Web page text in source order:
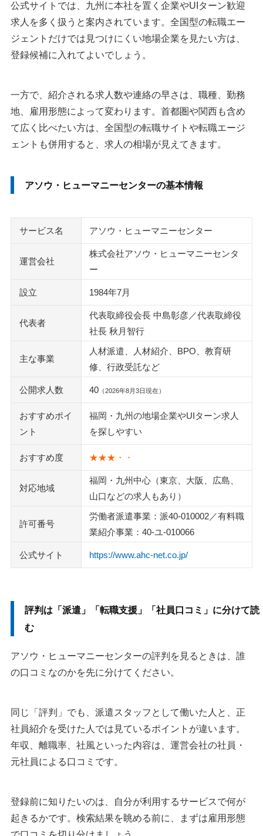
公式サイトでは、九州に本社を置く企業やUIターン歓迎
求人を多く扱うと案内されています。全国型の転職エー
ジェントだけでは見つけにくい地場企業を見たい方は、
登録候補に入れてよいでしょう。
一方で、紹介される求人数や連絡の早さは、職種、勤務
地、雇用形態によって変わります。首都圏や関西も含め
て広く比べたい方は、全国型の転職サイトや転職エージ
ェントも併用すると、求人の相場が見えてきます。
アソウ・ヒューマニーセンターの基本情報
サービス名 アソウ・ヒューマニーセンター
運営会社
株式会社アソウ・ヒューマニーセンタ
ー
設立 1984年7月
代表者
代表取締役会長 中島彰彦／代表取締役
社長 秋月智行
主な事業
人材派遣、人材紹介、BPO、教育研
修、行政受託など
公開求人数 40 （2026年8月3日現在）
おすすめポイ
ント
福岡・九州の地場企業やUIターン求人
を探しやすい
おすすめ度 ★★★・・
対応地域
福岡・九州中心（東京、大阪、広島、
山口などの求人もあり）
許可番号
労働者派遣事業：派40-010002／有料職
業紹介事業：40-ユ-010066
公式サイト https://www.ahc-net.co.jp/
評判は「派遣」「転職支援」「社員口コミ」に分けて読
む
アソウ・ヒューマニーセンターの評判を見るときは、誰
の口コミなのかを先に分けてください。
同じ「評判」でも、派遣スタッフとして働いた人と、正
社員紹介を受けた人では見ているポイントが違います。
年収、離職率、社風といった内容は、運営会社の社員・
元社員による口コミです。
登録前に知りたいのは、自分が利用するサービスで何が
起きるかです。検索結果を眺める前に、まずは雇用形態